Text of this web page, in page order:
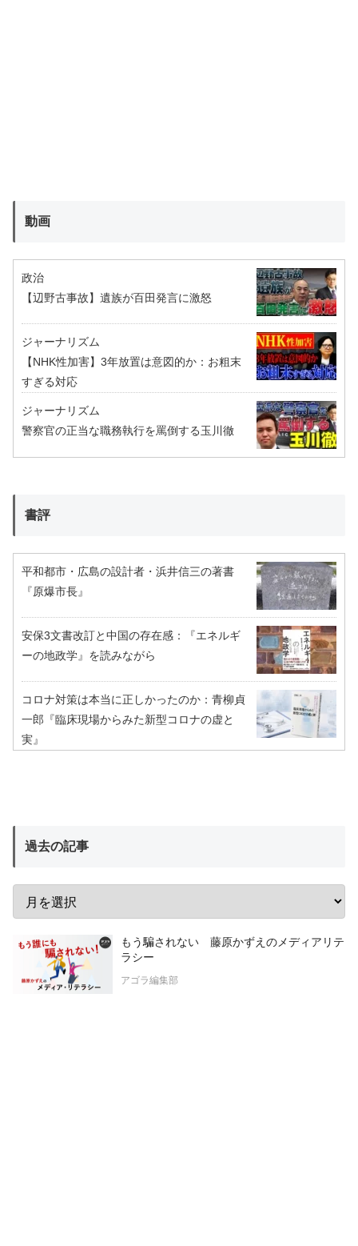
動画
政治
【辺野古事故】遺族が百田発言に激怒
ジャーナリズム
【NHK性加害】3年放置は意図的か：お粗末
すぎる対応
ジャーナリズム
警察官の正当な職務執行を罵倒する玉川徹
書評
平和都市・広島の設計者・浜井信三の著書
『原爆市長』
安保3文書改訂と中国の存在感：『エネルギ
ーの地政学』を読みながら
コロナ対策は本当に正しかったのか：青柳貞
一郎『臨床現場からみた新型コロナの虚と
実』
過去の記事
もう騙されない 藤原かずえのメディアリテ
ラシー
アゴラ編集部